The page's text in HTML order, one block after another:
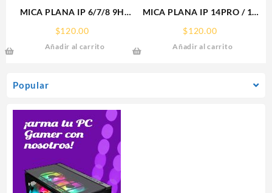
Popular
MICA PLANA IP 6/7/8 9H
RHINOGLASS
$120.00
Añadir al carrito
MICA PLANA IP 14PRO / 15
IPHONE 9H RHINOGLASS
$120.00
Añadir al carrito